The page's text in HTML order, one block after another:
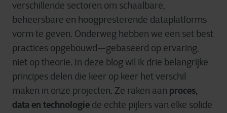
verschillende sectoren om schaalbare,
beheersbare en hoogpresterende dataplatforms
vorm te geven. Onderweg hebben we een set best
practices opgebouwd—gebaseerd op ervaring,
niet op theorie. In deze blog wil ik drie belangrijke
principes delen die keer op keer het verschil
maken in onze projecten. Ze raken aan proces,
data en technologie de echte pijlers van elke solide